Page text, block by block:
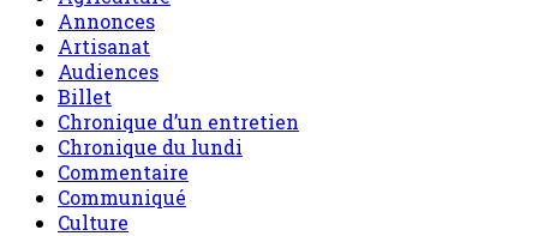
Annonces
Artisanat
Audiences
Billet
Chronique d’un entretien
Chronique du lundi
Commentaire
Communiqué
Culture